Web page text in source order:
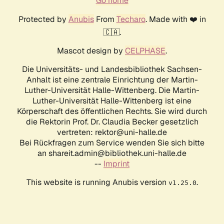
Protected by AnubisFrom Techaro. Made with ❤️ in
🇨🇦.
Mascot design by CELPHASE.
Die Universitäts- und Landesbibliothek Sachsen-
Anhalt ist eine zentrale Einrichtung der Martin-
Luther-Universität Halle-Wittenberg. Die Martin-
Luther-Universität Halle-Wittenberg ist eine
Körperschaft des öffentlichen Rechts. Sie wird durch
die Rektorin Prof. Dr. Claudia Becker gesetzlich
vertreten: rektor@uni-halle.de
Bei Rückfragen zum Service wenden Sie sich bitte
an shareit.admin@bibliothek.uni-halle.de
-- Imprint
This website is running Anubis version v1.25.0.